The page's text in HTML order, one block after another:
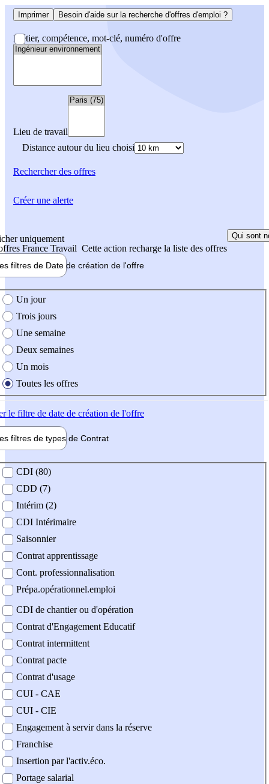
Imprimer Besoin d'aide sur la recherche d'offres d'emploi ?
Métier, compétence, mot-clé, numéro d'offre
Lieu de travail
Distance autour du lieu choisi
Rechercherdes offres
uniquement
France Travail Cette action recharge la liste des offres
Qui sont
filtres de Date de création de l'offre
création de l'offre
Un jour
Trois jours
Une semaine
Deux semaines
Un mois
Toutes les offres
le filtre de date de création de l'offre
filtres de types de Contrat
contrat
CDI (80)
CDD (7)
Intérim (2)
CDI Intérimaire
Saisonnier
Contrat apprentissage
Cont. professionnalisation
Prépa.opérationnel.emploi
CDI de chantier ou d'opération
Contrat d'Engagement Educatif
Contrat intermittent
Contrat pacte
Contrat d'usage
CUI - CAE
CUI - CIE
Engagement à servir dans la réserve
Franchise
Insertion par l'activ.éco.
Portage salarial
Créer une alerte